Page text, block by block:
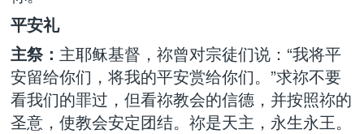
平安礼
主祭： 主耶稣基督，祢曾对宗徒们说：“我将平
安留给你们，将我的平安赏给你们。”求祢不要
看我们的罪过，但看祢教会的信德，并按照祢的
圣意，使教会安定团结。祢是天主，永生永王。